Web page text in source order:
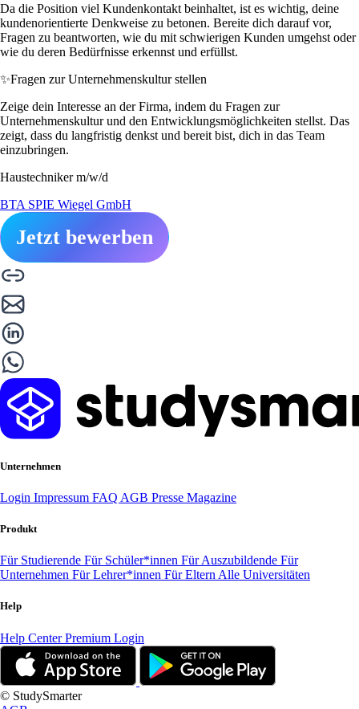
Da die Position viel Kundenkontakt beinhaltet, ist es wichtig, deine
kundenorientierte Denkweise zu betonen. Bereite dich darauf vor,
Fragen zu beantworten, wie du mit schwierigen Kunden umgehst oder
wie du deren Bedürfnisse erkennst und erfüllst.
✨Fragen zur Unternehmenskultur stellen
Zeige dein Interesse an der Firma, indem du Fragen zur
Unternehmenskultur und den Entwicklungsmöglichkeiten stellst. Das
zeigt, dass du langfristig denkst und bereit bist, dich in das Team
einzubringen.
Haustechniker m/w/d
BTA SPIE Wiegel GmbH
Jetzt bewerben
Unternehmen
Login Impressum FAQ AGB Presse Magazine
Produkt
Für Studierende Für Schüler*innen Für Auszubildende Für
Unternehmen Für Lehrer*innen Für Eltern Alle Universitäten
Help
Help CenterPremium Login
© StudySmarter